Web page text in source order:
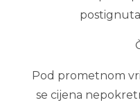
Pod prometnom
se cijena